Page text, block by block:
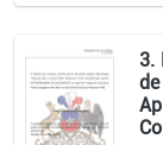
3.